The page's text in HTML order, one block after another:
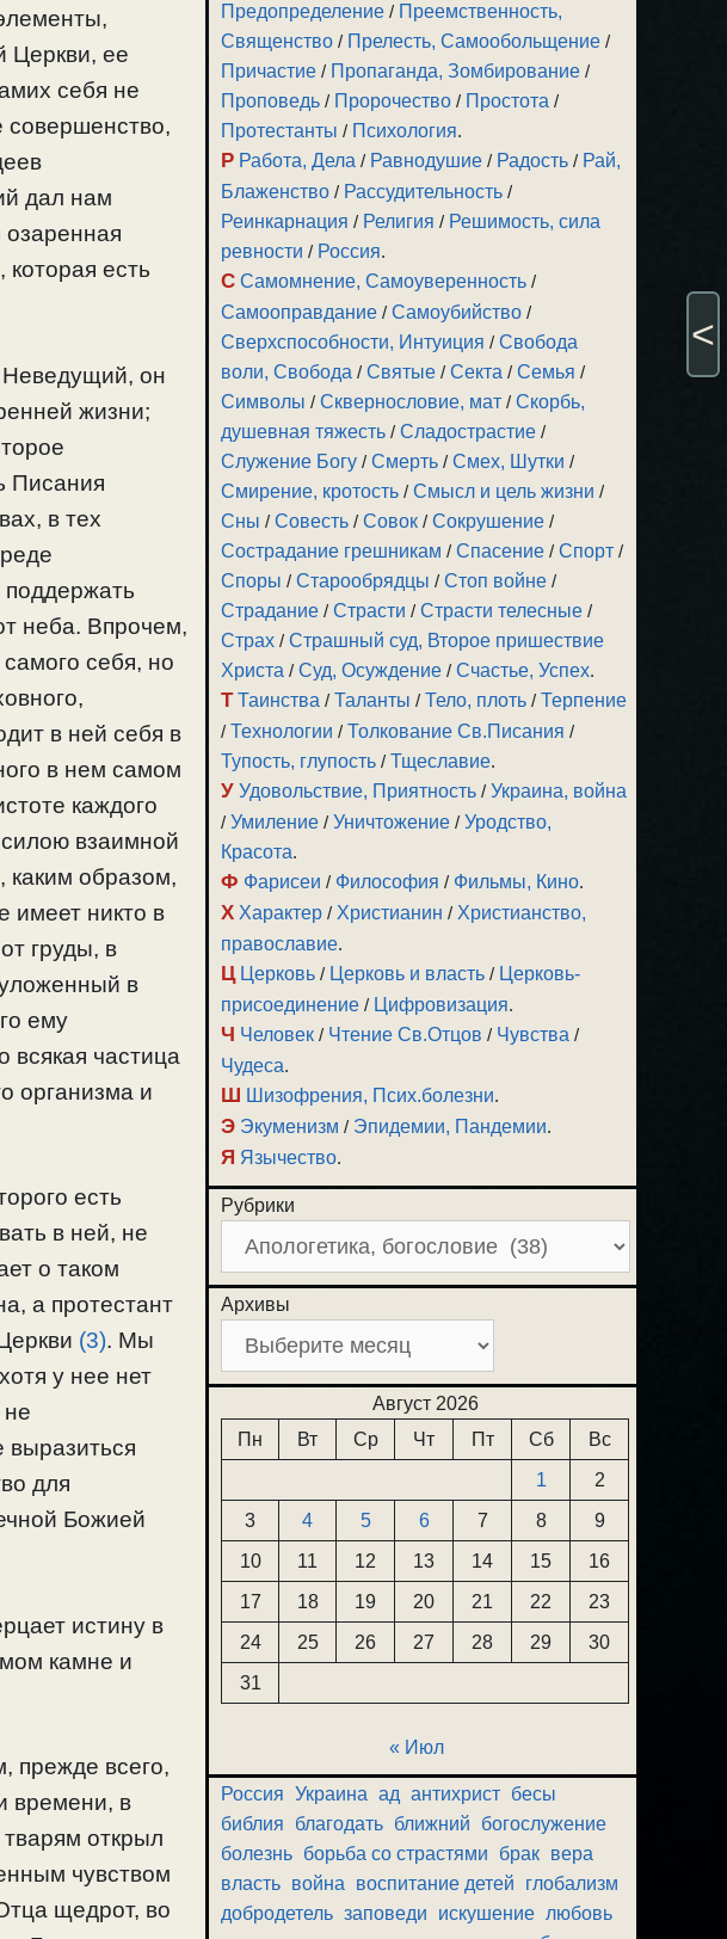
Церкви, ее
себя не
совершенство,
дал нам
есть
Неведущий, он
жизни;
Писания
в тех
поддержать
неба. Впрочем,
себя, но
в ней себя в
в нем самом
каждого
взаимной
каким образом,
имеет никто в
груды, в
уложенный в
ему
всякая частица
организма и
есть
в ней, не
о таком
а протестант
(3). Мы
у нее нет
не
выразиться
для
Божией
истину в
камне и
прежде всего,
времени, в
открыл
чувством
щедрот, во
Предопределение / Преемственность,
Священство / Прелесть, Самообольщение /
Причастие / Пропаганда, Зомбирование /
Проповедь / Пророчество / Простота /
Протестанты / Психология.
Р Работа, Дела / Равнодушие / Радость / Рай,
Блаженство / Рассудительность /
Реинкарнация / Религия / Решимость, сила
ревности / Россия.
С Самомнение, Самоуверенность /
Самооправдание /Самоубийство /
Сверхспособности, Интуиция /Свобода
воли, Свобода /Святые /Секта /Семья /
Символы /Сквернословие, мат /Скорбь,
душевная тяжесть /Сладострастие /
Служение Богу /Смерть /Смех, Шутки /
Смирение, кротость /Смысл и цель жизни /
Сны /Совесть /Совок /Сокрушение /
Сострадание грешникам /Спасение /Спорт /
Споры /Старообрядцы /Стоп войне /
Страдание /Страсти /Страсти телесные /
Страх /Страшный суд, Второе пришествие
Христа /Суд, Осуждение /Счастье, Успех.
Т Таинства /Таланты /Тело, плоть /Терпение
/Технологии /Толкование Св.Писания /
Тупость, глупость /Тщеславие.
У Удовольствие, Приятность /Украина, война
/Умиление /Уничтожение /Уродство,
Красота.
Ф Фарисеи / Философия / Фильмы, Кино.
Х Характер / Христианин / Христианство,
православие.
Ц Церковь / Церковь и власть / Церковь-
присоединение / Цифровизация.
Ч Человек / Чтение Св.Отцов / Чувства /
Чудеса.
Ш Шизофрения, Псих.болезни.
Э Экуменизм / Эпидемии, Пандемии.
Я Язычество.
Рубрики
Архивы
Август 2026
Пн
Вт Ср Чт Пт Сб
Вс
1
2
3
4 5 6 7 8
9
10
11 12 13 14 15
16
17
18 19 20 21 22
23
24
25 26 27 28 29
30
31
« Июл
Россия Украина ад антихрист бесы
библия
благодать ближний
богослужение
болезнь борьба со страстями брак вера
власть война воспитание детей
глобализм
добродетель заповеди искушение любовь
<